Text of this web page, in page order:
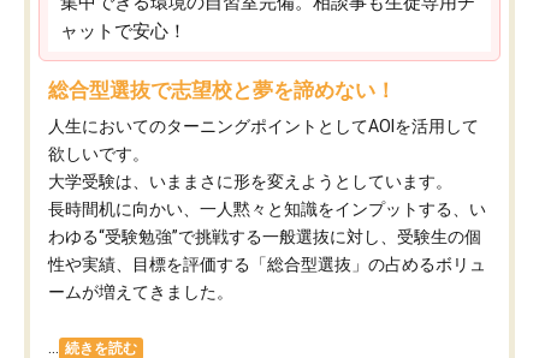
ャットで安心！
総合型選抜で志望校と夢を諦めない！
人生においてのターニングポイントとしてAOIを活用して
欲しいです。
大学受験は、いままさに形を変えようとしています。
長時間机に向かい、一人黙々と知識をインプットする、い
わゆる“受験勉強”で挑戦する一般選抜に対し、受験生の個
性や実績、目標を評価する「総合型選抜」の占めるボリュ
ームが増えてきました。
続きを読む